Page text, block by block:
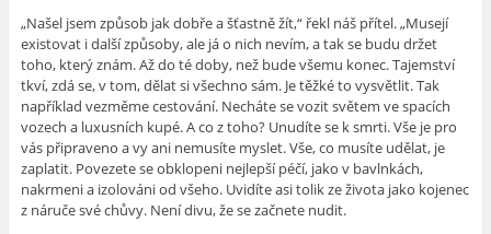
„Našel jsem způsob jak dobře a šťastně žít,“ řekl náš přítel. „Musejí
existovat i další způsoby, ale já o nich nevím, a tak se budu držet
toho, který znám. Až do té doby, než bude všemu konec. Tajemství
tkví, zdá se, v tom, dělat si všechno sám. Je těžké to vysvětlit. Tak
například vezměme cestování. Necháte se vozit světem ve spacích
vozech a luxusních kupé. A co z toho? Unudíte se k smrti. Vše je pro
vás připraveno a vy ani nemusíte myslet. Vše, co musíte udělat, je
zaplatit. Povezete se obklopeni nejlepší péčí, jako v bavlnkách,
nakrmeni a izolováni od všeho. Uvidíte asi tolik ze života jako kojenec
z náruče své chůvy. Není divu, že se začnete nudit.